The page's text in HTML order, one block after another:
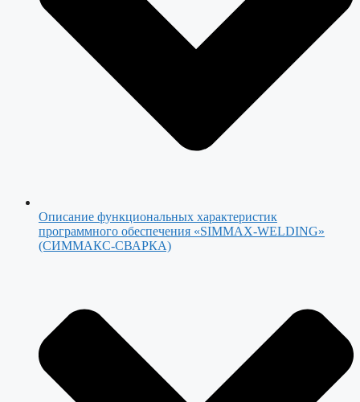
Описание функциональных характеристик
программного обеспечения «SIMMAX-WELDING»
(СИММАКС-СВАРКА)